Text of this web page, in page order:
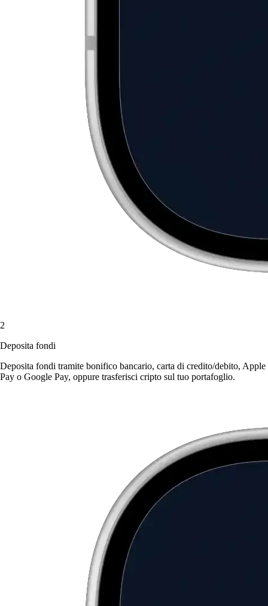
2
Deposita fondi
Deposita fondi tramite bonifico bancario, carta di credito/debito, Apple
Pay o Google Pay, oppure trasferisci cripto sul tuo portafoglio.